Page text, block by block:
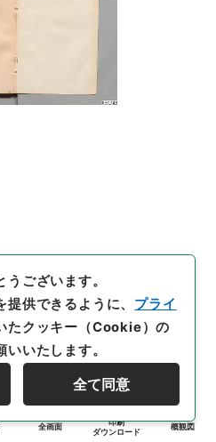
全画面
印刷
ダウンロード
概観図
ございます。
供できるように、 プライ
たクッキー（Cookie）の
いたします。
全て同意